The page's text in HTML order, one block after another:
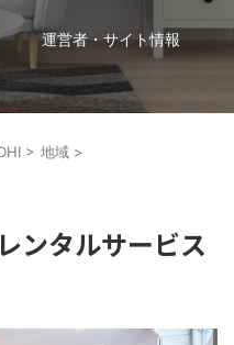
運営者・サイト情報
> 地域 >
ンタルサービス